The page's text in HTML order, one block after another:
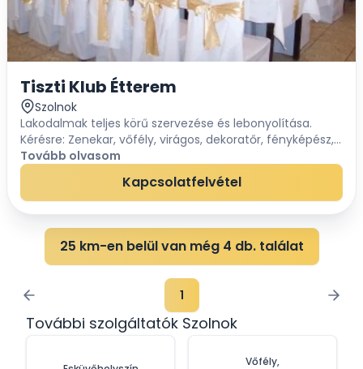
Tiszti Klub Étterem
Szolnok
Lakodalmak teljes körű szervezése és lebonyolítása.
Kérésre: Zenekar, vőfély, virágos, dekoratőr, fényképész,
videós leszervezése. Esküvő előtti vendégfogadás
svédasztalos étel, ital kínálással, menny...
Tovább olvasom
Kapcsolatfelvétel
25 km-en belül van még 4 db. találat
1
További szolgáltatók Szolnok
Vőfély,